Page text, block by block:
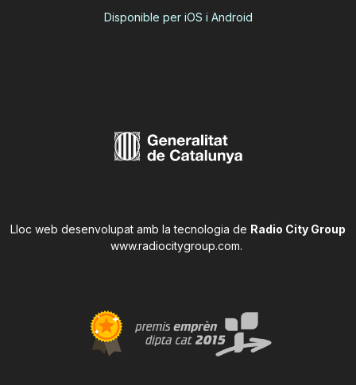
Disponible per iOS i Android
Lloc web desenvolupat amb la tecnologia de Radio City Group
www.radiocitygroup.com.